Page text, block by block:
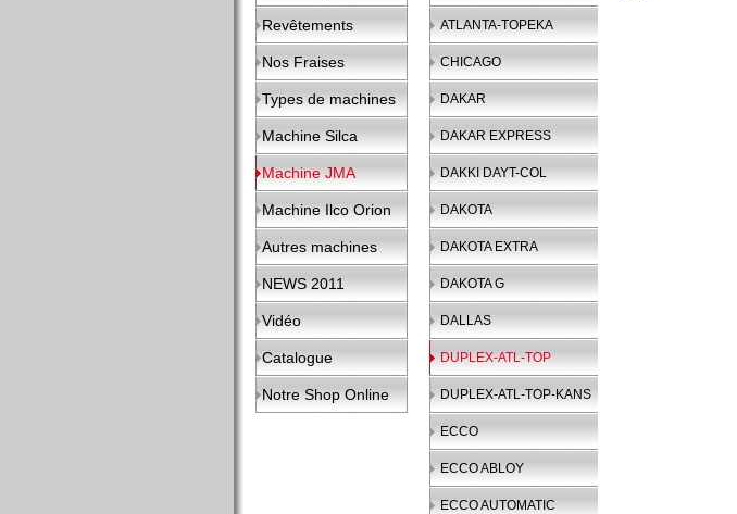
Revêtements
Nos Fraises
Types de machines
Machine Silca
Machine JMA
Machine Ilco Orion
Autres machines
NEWS 2011
Vidéo
Catalogue
Notre Shop Online
ATLANTA-TOPEKA
CHICAGO
DAKAR
DAKAR EXPRESS
DAKKI DAYT-COL
DAKOTA
DAKOTA EXTRA
DAKOTA G
DALLAS
DUPLEX-ATL-TOP
DUPLEX-ATL-TOP-KANS
ECCO
ECCO ABLOY
ECCO AUTOMATIC